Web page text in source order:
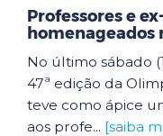
Professores e
homenageados
No último sábado
47ª edição da
teve como ápice
aos profe... [saiba